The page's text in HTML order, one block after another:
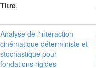
Titre
Analyse de l'interaction
cinématique déterministe et
stochastique pour
fondations rigides